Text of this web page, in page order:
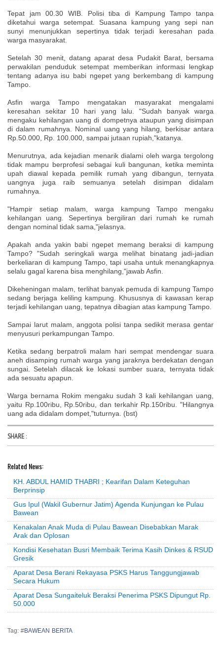
Tepat jam 00.30 WIB. Polisi tiba di Kampung Tampo tanpa
diketahui warga setempat. Suasana kampung yang sepi nan
sunyi menunjukkan sepertinya tidak terjadi keresahan pada
warga masyarakat.
Setelah 30 menit, datang aparat desa Pudakit Barat, bersama
perwakilan penduduk setempat memberikan informasi lengkap
tentang adanya isu babi ngepet yang berkembang di kampung
Tampo.
Asfin warga Tampo mengatakan masyarakat mengalami
keresahan sekitar 10 hari yang lalu. "Sudah banyak warga
mengaku kehilangan uang di dompetnya ataupun yang disimpan
di dalam rumahnya. Nominal uang yang hilang, berkisar antara
Rp.50.000, Rp. 100.000, sampai jutaan rupiah,"katanya.
Menurutnya, ada kejadian menarik dialami oleh warga tergolong
tidak mampu berprofesi sebagai kuli bangunan, ketika meminta
upah diawal kepada pemilik rumah yang dibangun, ternyata
uangnya juga raib semuanya setelah disimpan didalam
rumahnya.
"Hampir setiap malam, warga kampung Tampo mengaku
kehilangan uang. Sepertinya bergiliran dari rumah ke rumah
dengan nominal tidak sama,"jelasnya.
Apakah anda yakin babi ngepet memang beraksi di kampung
Tampo? "Sudah seringkali warga melihat binatang jadi-jadian
berkeliaran di kampung Tampo, tapi usaha untuk menangkapnya
selalu gagal karena bisa menghilang,"jawab Asfin.
Dikeheningan malam, terlihat banyak pemuda di kampung Tampo
sedang berjaga keliling kampung. Khususnya di kawasan kerap
terjadi kehilangan uang, tepatnya dibagian atas kampung Tampo.
Sampai larut malam, anggota polisi tanpa sedikit merasa gentar
menyusuri perkampungan Tampo.
Ketika sedang berpatroli malam hari sempat mendengar suara
aneh disamping rumah warga yang jaraknya berdekatan dengan
sungai. Setelah dilacak ke lokasi sumber suara, ternyata tidak
ada sesuatu apapun.
Warga bernama Rokim mengaku sudah 3 kali kehilangan uang,
yaitu Rp.100ribu, Rp.50ribu, dan terkahir Rp.150ribu. "Hilangnya
uang ada didalam dompet,"tuturnya. (bst)
SHARE :
Related News:
KH. ABDUL HAMID THABRI ; Kearifan Dalam Keteguhan
Berprinsip
Gus Ipul (Wakil Gubernur Jatim) Agenda Kunjungan ke Pulau
Bawean
Kenakalan Anak Muda di Pulau Bawean Disebabkan Marak
Arak dan Oplosan
Kondisi Kesehatan Busri Membaik Terima Kasih Dinkes & RSUD
Gresik
Aparat Desa Berani Rekayasa PSKS Harus Tanggungjawab
Secara Hukum
Aparat Desa Sungaiteluk Beraksi Penerima PSKS Dipungut Rp.
50.000
Tag: #BAWEAN BERITA